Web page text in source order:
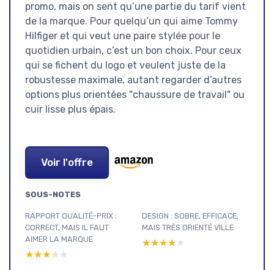
promo, mais on sent qu’une partie du tarif vient
de la marque. Pour quelqu’un qui aime Tommy
Hilfiger et qui veut une paire stylée pour le
quotidien urbain, c’est un bon choix. Pour ceux
qui se fichent du logo et veulent juste de la
robustesse maximale, autant regarder d’autres
options plus orientées "chaussure de travail" ou
cuir lisse plus épais.
Voir l'offre
SOUS-NOTES
RAPPORT QUALITÉ-PRIX :
CORRECT, MAIS IL FAUT
AIMER LA MARQUE
★★★★★
★★★★★
DESIGN : SOBRE, EFFICACE,
MAIS TRÈS ORIENTÉ VILLE
★★★★★
★★★★★